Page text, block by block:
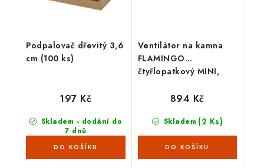
Podpalovač dřevitý 3,6
cm (100 ks)
Skladem - dodání do
7 dnů
(>100 bal)
197 Kč
Ventilátor na kamna
FLAMINGO
čtyřlopatkový MINI,
Skladem (2 Ks)
894 Kč